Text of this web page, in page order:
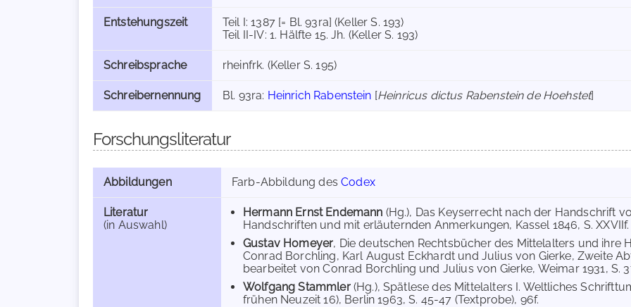
Entstehungszeit
Teil I: 1387 [= Bl. 93ra] (Keller S. 193)
Teil II-IV: 1. Hälfte 15. Jh. (Keller S. 193)
Schreibsprache rheinfrk. (Keller S. 195)
Schreibernennung Bl. 93ra: Heinrich Rabenstein [Heinricus dictus Rabenstein de Hoehstet]
Forschungsliteratur
Abbildungen Farb-Abbildung desCodex
Literatur
(in Auswahl)
Hermann Ernst Endemann (Hg.), Das Keyserrecht nach der Handschrift
Handschriften und mit erläuternden Anmerkungen, Kassel 1846, S. XXVIIf.
Gustav Homeyer, Die deutschen Rechtsbücher des Mittelalters und ihre
Conrad Borchling, Karl August Eckhardt und Julius von Gierke, Zweite
bearbeitet von Conrad Borchling und Julius von Gierke, Weimar 1931, S.
Wolfgang Stammler (Hg.), Spätlese des Mittelalters I. Weltliches
frühen Neuzeit 16), Berlin 1963, S. 45-47 (Textprobe), 96f.